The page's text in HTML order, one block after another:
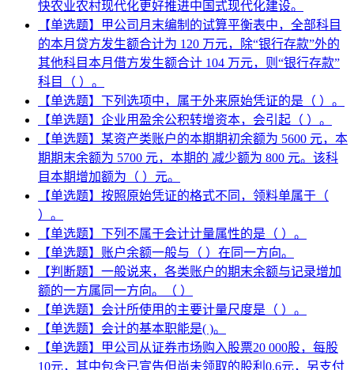
快农业农村现代化更好推进中国式现代化建设。
【单选题】甲公司月末编制的试算平衡表中，全部科目
的本月贷方发生额合计为 120 万元，除“银行存款”外的
其他科目本月借方发生额合计 104 万元，则“银行存款”
科目（ ）。
【单选题】下列选项中，属于外来原始凭证的是（ ）。
【单选题】企业用盈余公积转增资本，会引起（ ）。
【单选题】某资产类账户的本期期初余额为 5600 元，本
期期末余额为 5700 元，本期的 减少额为 800 元。该科
目本期增加额为（ ）元。
【单选题】按照原始凭证的格式不同，领料单属于（
）。
【单选题】下列不属于会计计量属性的是（ ）。
【单选题】账户余额一般与（ ）在同一方向。
【判断题】一般说来，各类账户的期末余额与记录增加
额的一方属同一方向。（ ）
【单选题】会计所使用的主要计量尺度是（ ）。
【单选题】会计的基本职能是( )。
【单选题】甲公司从证券市场购入股票20 000股，每股
10元，其中包含已宣告但尚未领取的股利0.6元，另支付